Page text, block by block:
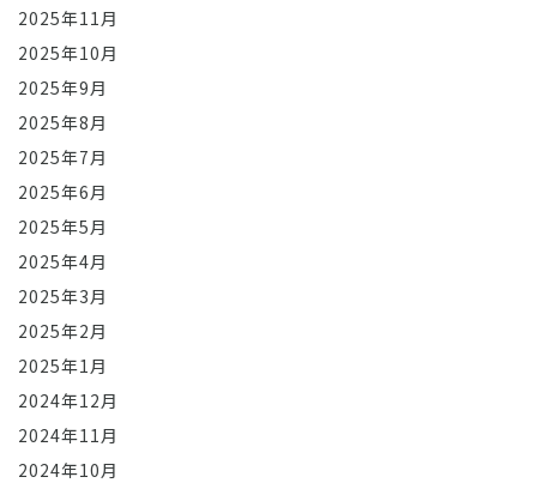
2025年11月
2025年10月
2025年9月
2025年8月
2025年7月
2025年6月
2025年5月
2025年4月
2025年3月
2025年2月
2025年1月
2024年12月
2024年11月
2024年10月